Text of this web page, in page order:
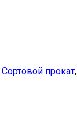
Сортовой прокат,